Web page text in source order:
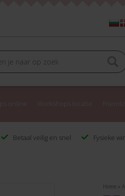
Betaal veilig en snel Fysieke
Home »